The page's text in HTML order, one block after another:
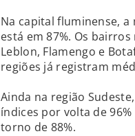
Na capital fluminense,
está em 87%. Os
Leblon, Flamengo e
regiões já registram
Ainda na região
índices por volta de
torno de 88%.